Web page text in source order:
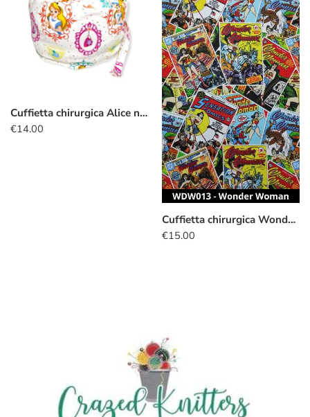
Cuffietta chirurgica Alice nel Paese delle Meraviglie tè
€14.00
Cuffietta chirurgica Wonder Woman fumetto
€15.00